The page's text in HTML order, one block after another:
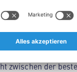
- von
zum
Region: Wir
zwischen der